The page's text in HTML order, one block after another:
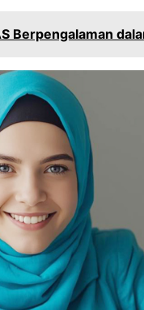
Berpengalaman